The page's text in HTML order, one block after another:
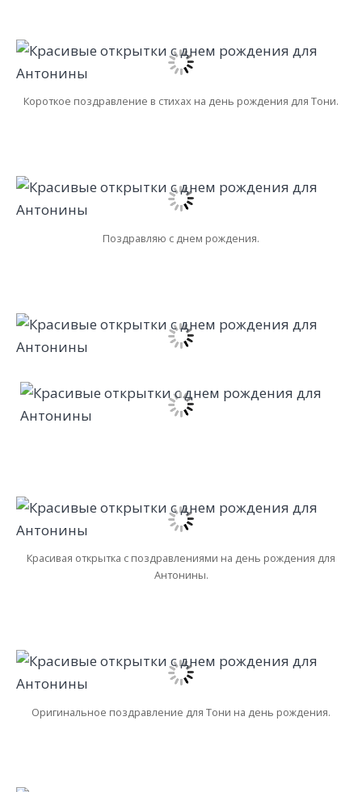
Короткое поздравление в стихах на день рождения для Тони.
Поздравляю с днем рождения.
Красивая открытка с поздравлениями на день рождения для
Антонины.
Оригинальное поздравление для Тони на день рождения.